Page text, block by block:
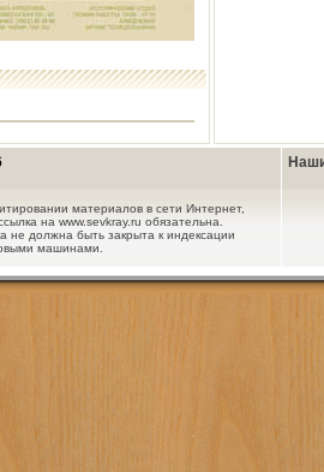
материалов в сети Интернет,
на www.sevkray.ru обязательна.
не должна быть закрыта к индексации
машинами.